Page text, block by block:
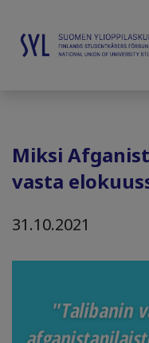
Miksi
vasta
31.10.2021